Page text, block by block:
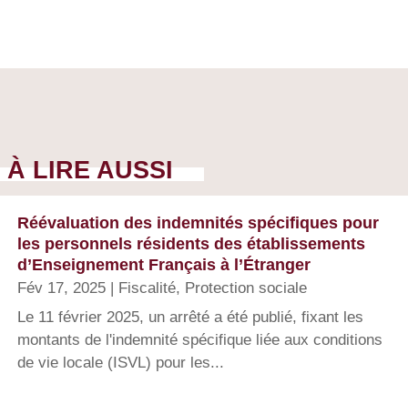
À LIRE AUSSI
Réévaluation des indemnités spécifiques pour
les personnels résidents des établissements
d’Enseignement Français à l’Étranger
Fév 17, 2025 Fiscalité, Protection sociale
Le 11 février 2025, un arrêté a été publié, fixant les
montants de l'indemnité spécifique liée aux conditions
de vie locale (ISVL) pour les...